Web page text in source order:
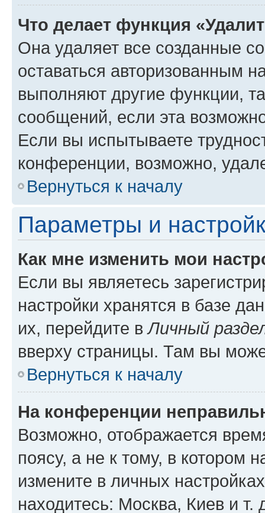
Что делает функция
Она удаляет все созданные
оставаться авторизованным
выполняют другие функции,
сообщений, если эта
Если вы испытываете
конференции, возможно,
Вернуться к началу
Параметры и
Как мне изменить мои
Если вы являетесь
настройки хранятся в базе
их, перейдите вЛичный
вверху страницы. Там вы
Вернуться к началу
На конференции
Возможно, отображается
поясу, а не к тому, в котором
измените в личных
находитесь: Москва, Киев и т.